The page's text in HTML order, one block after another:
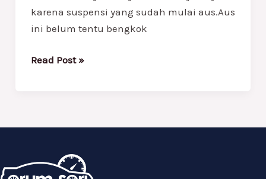
karena suspensi yang sudah mulai aus.Aus
ini belum tentu bengkok
Read Post »